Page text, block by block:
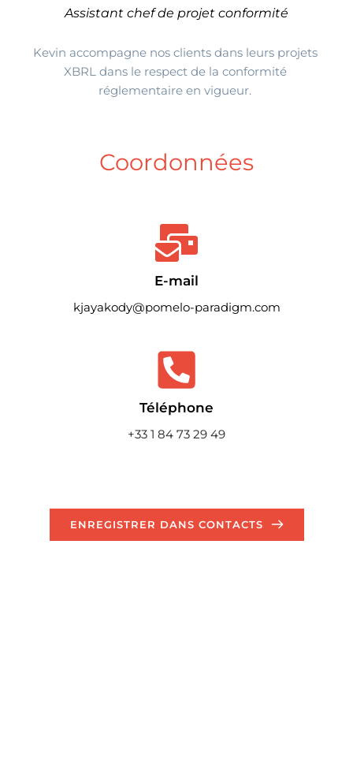
Assistant chef de projet conformité
Kevin accompagne nos clients dans leurs projets
XBRL dans le respect de la conformité
réglementaire en vigueur.
Coordonnées
E-mail
kjayakody@pomelo-paradigm.com
Téléphone
+33 1 84 73 29 49
ENREGISTRER DANS CONTACTS